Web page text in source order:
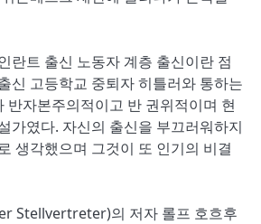
란트 출신 노동자 계층 출신이란 점
신 고등학교 중퇴자 히틀러와 통하는
반자본주의적이고 반 권위적이며 현
가였다. 자신의 출신을 부끄러워하지
생각했으며 그것이 또 인기의 비결
Stellvertreter)의 저자 롤프 호흐후